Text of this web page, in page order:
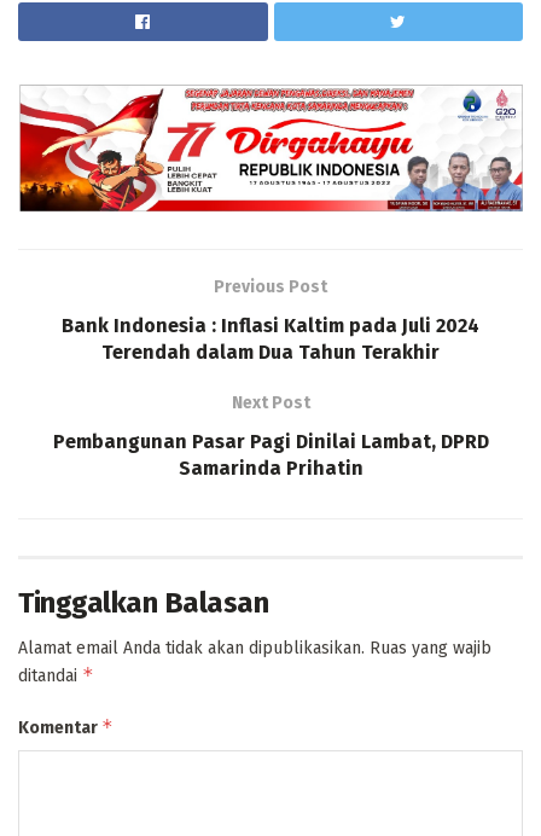
Previous Post
Bank Indonesia : Inflasi Kaltim pada Juli 2024
Terendah dalam Dua Tahun Terakhir
Next Post
Pembangunan Pasar Pagi Dinilai Lambat, DPRD
Samarinda Prihatin
Tinggalkan Balasan
Alamat email Anda tidak akan dipublikasikan. Ruas yang wajib
ditandai *
Komentar *